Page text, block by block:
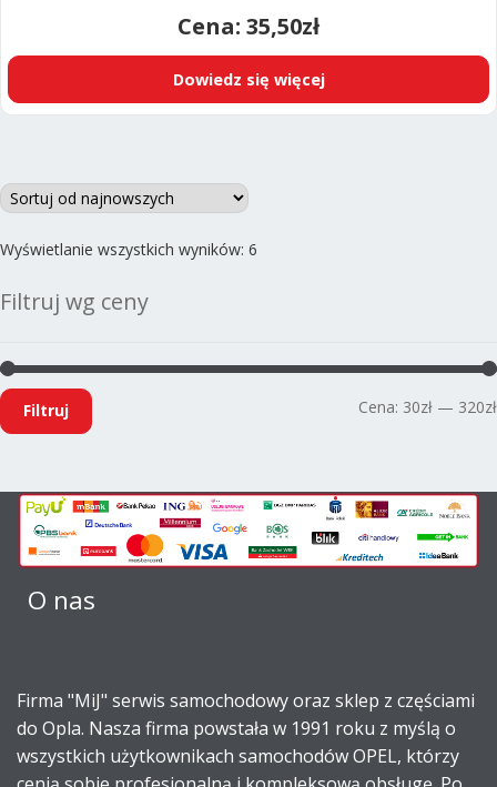
35,50zł
Dowiedz się więcej
Wyświetlanie wszystkich wyników: 6
Filtruj wg ceny
Filtruj Cena: 30zł — 320zł
O nas
Firma "MiJ" serwis samochodowy oraz sklep z częściami
do Opla. Nasza firma powstała w 1991 roku z myślą o
wszystkich użytkownikach samochodów OPEL, którzy